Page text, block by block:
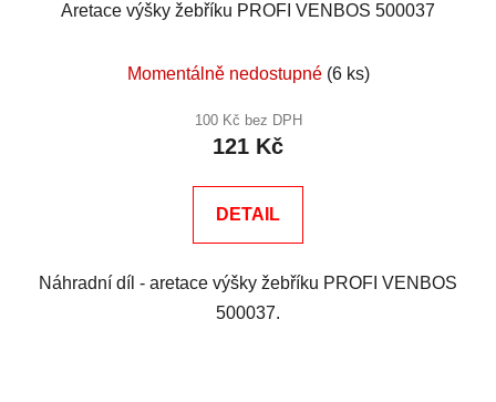
Aretace výšky žebříku PROFI VENBOS 500037
Momentálně nedostupné (6 ks)
100 Kč bez DPH
121 Kč
DETAIL
Náhradní díl - aretace výšky žebříku PROFI VENBOS
500037.